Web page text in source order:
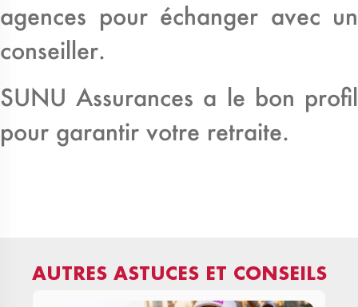
agences pour échanger avec un
conseiller.
SUNU Assurances a le bon profil
pour garantir votre retraite.
AUTRES ASTUCES ET CONSEILS